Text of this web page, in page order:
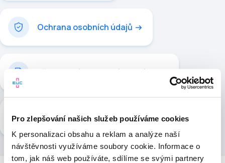
Pro zlepšování našich služeb používáme cookies
K personalizaci obsahu a reklam a analýze naší
návštěvnosti využíváme soubory cookie. Informace o
tom, jak náš web používáte, sdílíme se svými partnery
Ochrana osobních údajů
Všeobecné obchodní podmínky
Zpřístupnění zdravotních záznamů